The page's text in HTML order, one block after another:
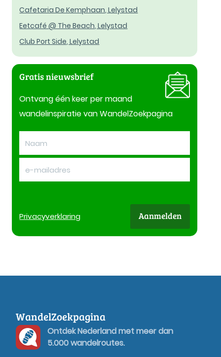
Cafetaria De Kemphaan, Lelystad
Eetcafé @ The Beach, Lelystad
Club Port Side, Lelystad
Gratis nieuwsbrief
Ontvang één keer per maand
wandelinspiratie van WandelZoekpagina
Privacyverklaring Aanmelden
WandelZoekpagina
Ontdek Nederland met meer dan
5.000 wandelroutes.